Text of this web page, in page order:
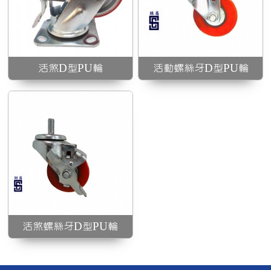
活煞D型PU輪 活動螺絲牙D型PU輪
活煞螺絲牙D型PU輪